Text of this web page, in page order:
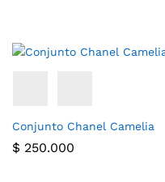
Conjunto Chanel Camelia
$ 250.000